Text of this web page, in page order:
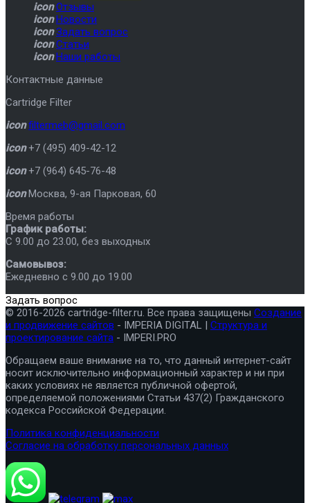
icon Отзывы
icon Новости
icon Задать вопрос
icon Статьи
icon Наши работы
Контактные данные
Cartridge Filter
icon filtermeb@gmail.com
icon +7 (495) 409-42-12
icon +7 (964) 645-76-48
icon Москва, 9-ая Парковая, 60
Время работы
График работы:
C 9.00 до 23.00, без выходных
Самовывоз:
Ежедневно с 9.00 до 19.00
Задать вопрос
© 2016-2026 cartridge-filter.ru. Все права защищены Создание
и продвижение сайтов - IMPERIA DIGITAL | Структура и
проектирование сайта - IMPERI.PRO
Обращаем ваше внимание на то, что данный интернет-сайт
носит исключительно информационный характер и ни при
каких условиях не является публичной офертой,
определяемой положениями Статьи 437(2) Гражданского
кодекса Российской Федерации.
Политика конфиденциальности
Согласие на обработку персональных данных